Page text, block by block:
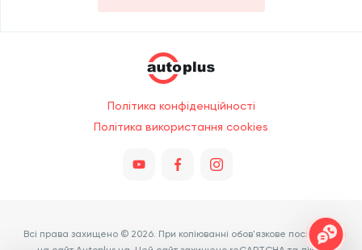
Політика конфіденційності
Політика використання cookies
Всі права захищено © 2026. При копіюванні обов'язкове посилання